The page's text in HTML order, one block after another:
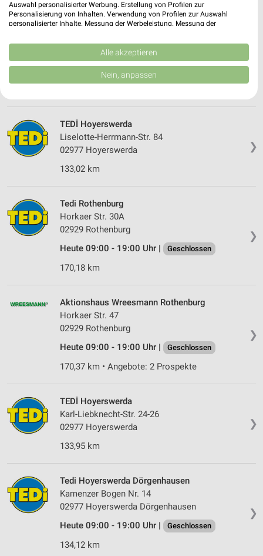
❯
REPO-Markt Niesky
02906 Niesky
Heute 09:00 - 19:00 Uhr |
❯
TEDİ Hoyerswerda
Liselotte-Herrmann-Str. 84
02977 Hoyerswerda
133,02 km
❯
Tedi Rothenburg
Horkaer Str. 30A
02929 Rothenburg
Heute 09:00 - 19:00 Uhr |
Geschlossen
170,18 km
❯
Aktionshaus Wreesmann Rothenburg
Horkaer Str. 47
02929 Rothenburg
Heute 09:00 - 19:00 Uhr |
Geschlossen
170,37 km • Angebote: 2 Prospekte
❯
TEDİ Hoyerswerda
Karl-Liebknecht-Str. 24-26
02977 Hoyerswerda
133,95 km
❯
Tedi Hoyerswerda Dörgenhausen
Kamenzer Bogen Nr. 14
02977 Hoyerswerda Dörgenhausen
Heute 09:00 - 19:00 Uhr |
Geschlossen
134,12 km
Auswahl personalisierter Werbung. Erstellung von Profilen zur
Personalisierung von Inhalten. Verwendung von Profilen zur Auswahl
personalisierter Inhalte. Messung der Werbeleistung. Messung der
Kombinationen von Daten aus verschiedenen Quellen. Entwicklung und
Verbesserung der Angebote. Verwendung reduzierter Daten zur Auswahl
von Inhalten.
Daten können außerhalb der Europäischen Union weitergegeben und in die
USA gesendet werden.
Website/App.
Partnerliste anzeigen (1 IAB-Anbieter)
Wir nutzen Ihre Daten für folgende Zwecke:
IAB-Verarbeitungszwecke:
Speichern von oder Zugriff auf Informationen
auf einem Endgerät
Verwendung reduzierter Daten zur Auswahl von
Werbeanzeigen
Erstellung von Profilen für personalisierte
Verwendung von Profilen zur Auswahl
Erstellung von Profilen zur Personalisierung
von Inhalten
Verwendung von Profilen zur Auswahl
personalisierter Inhalte
Messung der Werbeleistung
Analyse von Zielgruppen durch Statistiken oder
Kombinationen von Daten aus verschiedenen
Verwendung reduzierter Daten zur Auswahl von
Inhalten
IAB-Besonderheiten:
Alle akzeptieren
Nein, anpassen